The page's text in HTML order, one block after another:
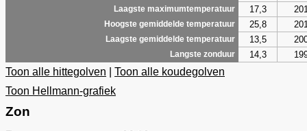
Laagste maximumtemperatuur 17,3
Hoogste gemiddelde temperatuur 25,8
Laagste gemiddelde temperatuur 13,5
Langste zonduur 14,3
Toon alle hittegolven
Toon alle koudegolven
Toon Hellmann-grafiek
Zon